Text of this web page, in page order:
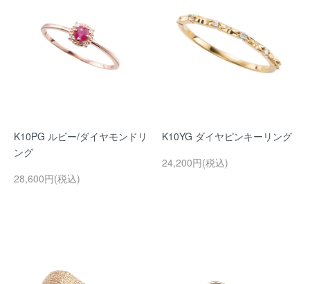
K10PG ルビー/ダイヤモンドリ
ング
28,600円(税込)
K10YG ダイヤピンキーリング
24,200円(税込)